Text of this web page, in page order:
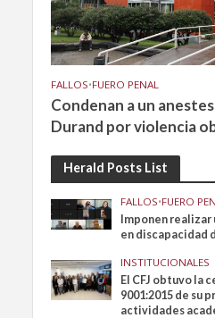
FALLOS•FUERO PENAL
Condenan a un
Durand por violencia
Herald Posts List
FALLOS•FUERO
Imponen
en discapacidad
INSTITUCIONALES
El CFJ obtuvo la
9001:2015 de su
actividades